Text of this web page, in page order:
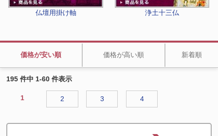
仏壇用掛け軸 浄土十三仏
価格が安い順 価格が高い順 新着順
195 件中 1-60 件表示
1 2 3 4